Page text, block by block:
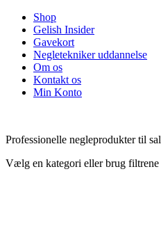
Shop
Gelish Insider
Gavekort
Negletekniker uddannelse
Om os
Kontakt os
Min Konto
Professionelle negleprodukter til
Vælg en kategori eller brug filtrene